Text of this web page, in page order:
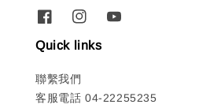
Quick links
聯繫我們
客服電話 04-22255235